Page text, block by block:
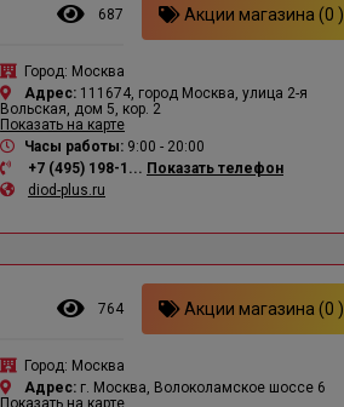
687 Акции магазина (0 )
Город: Москва
Адрес: 111674, город Москва, улица 2-я
Вольская, дом 5, кор. 2
Показать на карте
Часы работы: 9:00 - 20:00
+7 (495) 198-1... Показать телефон
diod-plus.ru
764 Акции магазина (0 )
Город: Москва
Адрес: г. Москва, Волоколамское шоссе 6
Показать на карте